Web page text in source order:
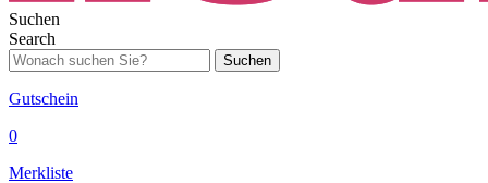
Suchen
Search
Suchen
Gutschein
0
Merkliste